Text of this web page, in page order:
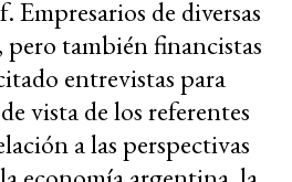
Empresarios de diversas
pero también financistas
entrevistas para
vista de los referentes
a las perspectivas